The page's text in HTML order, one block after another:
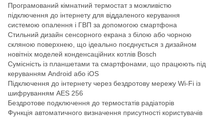
Програмований кімнатний термостат з можливістю
підключення до інтернету для віддаленого керування
системою опалення і ГВП за допомогою смартфона
Стильний дизайн сенсорного екрана з білою або чорною
скляною поверхнею, що ідеально поєднується з дизайном
новітніх моделей конденсаційних котлів Bosch
Сумісність із планшетами та смартфонами, що працюють під
керуванням Android або iOS
Підключення до інтернету через бездротову мережу Wi-Fi із
шифруванням AES 256
Бездротове подключення до термостатів радіаторів
Функція автоматичного визначення присутності користувачів